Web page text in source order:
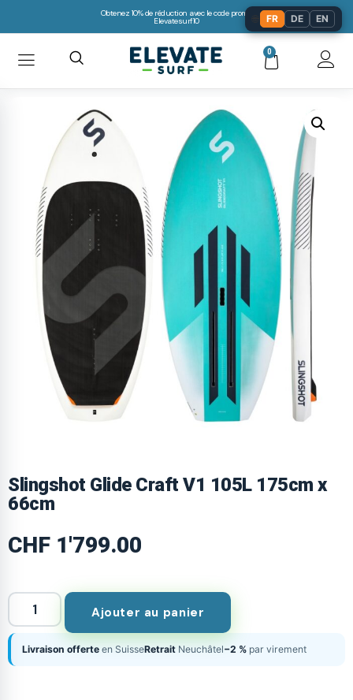
Obtenez 10% de réduction avec le code promo:
Elevatesurf10
0
Slingshot Glide Craft V1 105L 175cm x
66cm
CHF 1'799.00
Ajouter au panier
Livraison offerte en SuisseRetrait Neuchâtel−2 % par virement
FR DE EN